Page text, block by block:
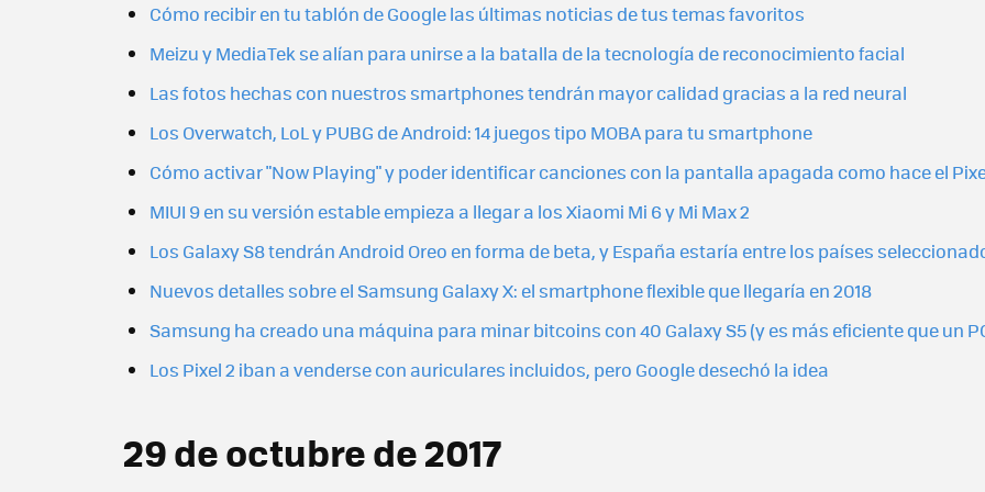
Cómo recibir en tu tablón de Google las últimas noticias de tus temas favoritos
Meizu y MediaTek se alían para unirse a la batalla de la tecnología de reconocimiento facial
Las fotos hechas con nuestros smartphones tendrán mayor calidad gracias a la red neural
Los Overwatch, LoL y PUBG de Android: 14 juegos tipo MOBA para tu smartphone
Cómo activar "Now Playing" y poder identificar canciones con la pantalla apagada como hace el
MIUI 9 en su versión estable empieza a llegar a los Xiaomi Mi 6 y Mi Max 2
Los Galaxy S8 tendrán Android Oreo en forma de beta, y España estaría entre los países
Nuevos detalles sobre el Samsung Galaxy X: el smartphone flexible que llegaría en 2018
Samsung ha creado una máquina para minar bitcoins con 40 Galaxy S5 (y es más eficiente que un
Los Pixel 2 iban a venderse con auriculares incluidos, pero Google desechó la idea
29 de octubre de 2017